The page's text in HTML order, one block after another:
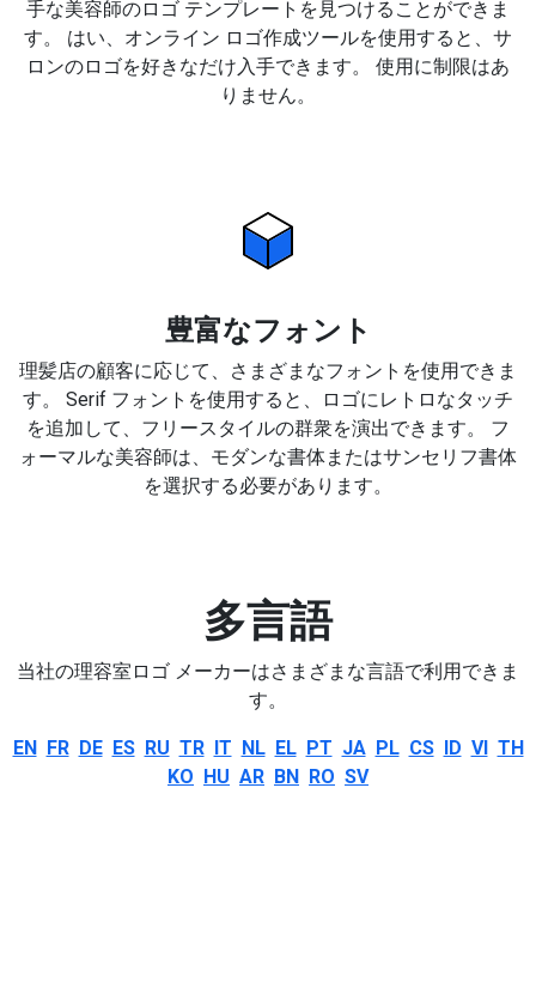
手な美容師のロゴ テンプレートを見つけることができま
す。 はい、オンライン ロゴ作成ツールを使用すると、サ
ロンのロゴを好きなだけ入手できます。 使用に制限はあ
りません。
豊富なフォント
理髪店の顧客に応じて、さまざまなフォントを使用できま
す。 Serif フォントを使用すると、ロゴにレトロなタッチ
を追加して、フリースタイルの群衆を演出できます。 フ
ォーマルな美容師は、モダンな書体またはサンセリフ書体
を選択する必要があります。
多言語
当社の理容室ロゴ メーカーはさまざまな言語で利用できま
す。
EN FR DE ES RU TR IT NL EL PT JA PL CS ID VI TH
KO HU AR BN RO SV